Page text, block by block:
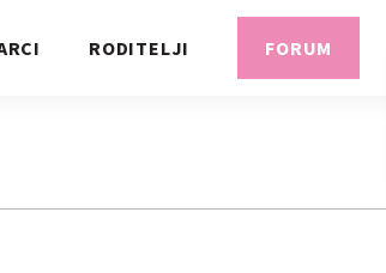
RODITELJI FORUM